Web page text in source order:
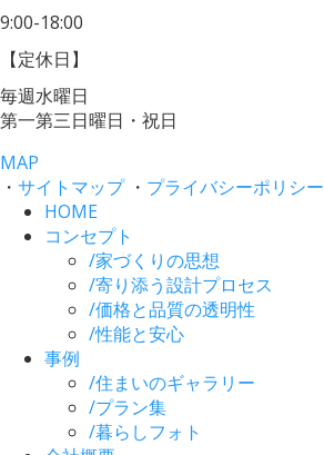
9:00-18:00
【定休日】
毎週水曜日
第一第三日曜日・祝日
MAP
・ サイトマップ・ プライバシーポリシー
HOME
コンセプト
/家づくりの思想
/寄り添う設計プロセス
/価格と品質の透明性
/性能と安心
事例
/住まいのギャラリー
/プラン集
/暮らしフォト